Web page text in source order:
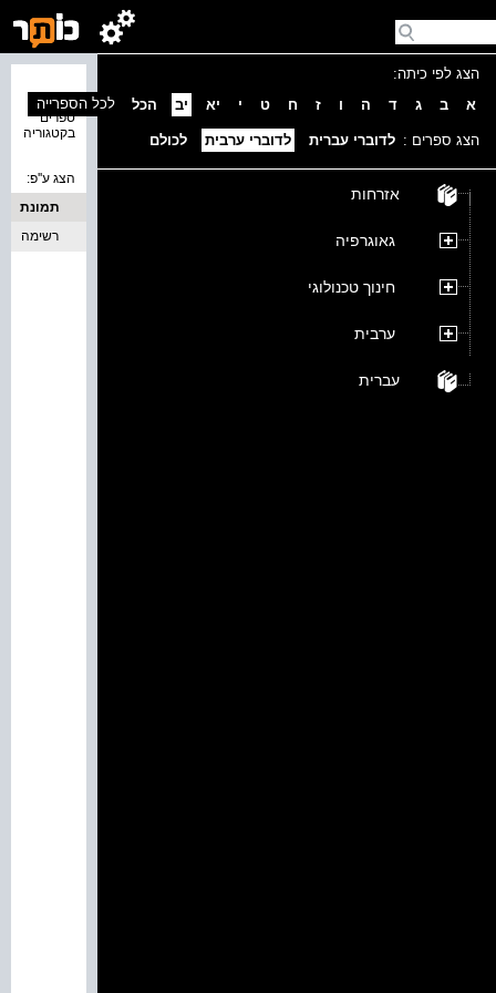
הצג לפי כיתה:
א
ב ג ד ה ו ז ח ט י יא יב הכל
הצג ספרים : לדוברי עברית לדוברי ערבית לכולם
אזרחות
גאוגרפיה
חינוך טכנולוגי
ערבית
עברית
ספרים
בקטגוריה
לכל הספרייה
הצג ע''פ:
תמונת
כריכה
רשימה